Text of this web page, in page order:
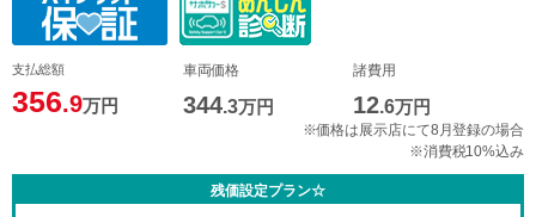
支払総額
356.9万円
車両価格
344.3万円
諸費用
12.6万円
※価格は展示店にて8月登録の場合
※消費税10%込み
残価設定プラン☆